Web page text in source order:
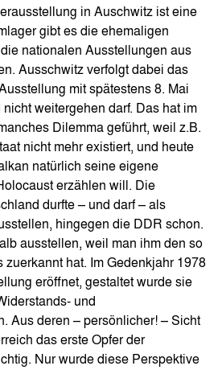
in Auschwitz ist eine
gibt es die ehemaligen
nationalen Ausstellungen aus
Ausschwitz verfolgt dabei das
mit spätestens 8. Mai
weitergehen darf. Das hat im
Dilemma geführt, weil z.B.
nicht mehr existiert, und heute
natürlich seine eigene
erzählen will. Die
durfte – und darf – als
hingegen die DDR schon.
ausstellen, weil man ihm den so
zuerkannt hat. Im Gedenkjahr 1978
eröffnet, gestaltet wurde sie
und
Aus deren – persönlicher! – Sicht
das erste Opfer der
Nur wurde diese Perspektive